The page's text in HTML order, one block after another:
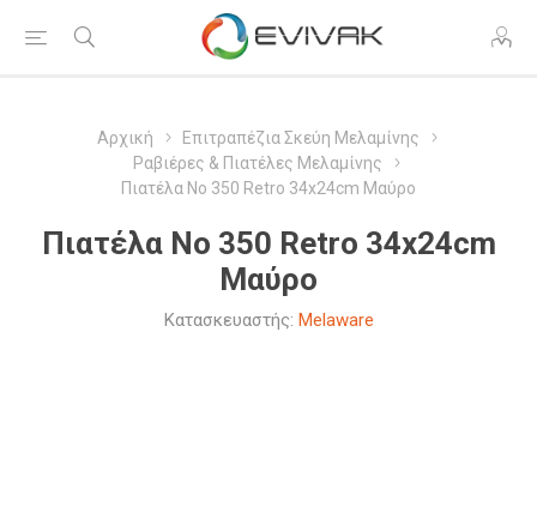
Αρχική
Επιτραπέζια Σκεύη Μελαμίνης
Ραβιέρες & Πιατέλες Μελαμίνης
Πιατέλα Νο 350 Retro 34x24cm Μαύρο
Πιατέλα Νο 350 Retro 34x24cm
Μαύρο
Κατασκευαστής: Melaware